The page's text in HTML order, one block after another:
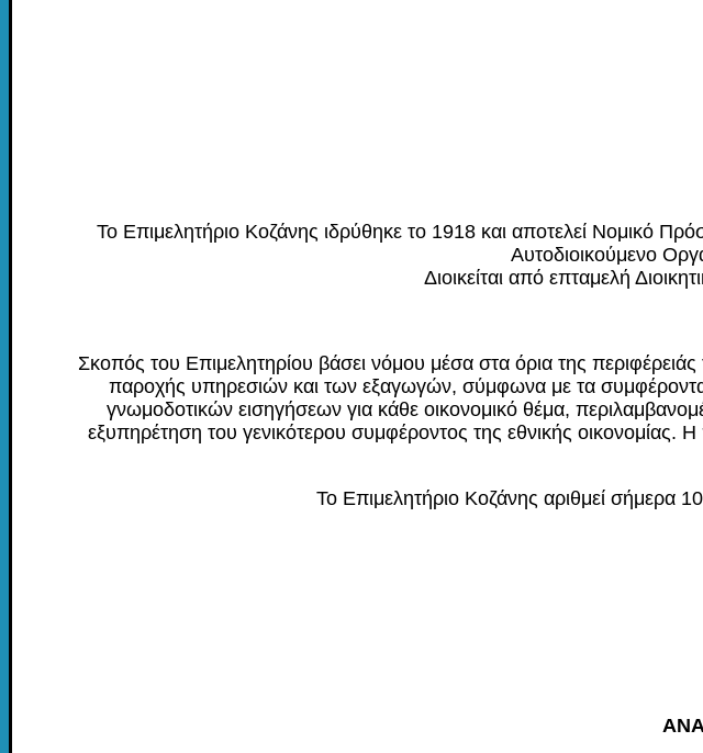
Το Επιμελητήριο Κοζάνης ιδρύθηκε το 1918 και αποτελεί Νομικό
Αυτοδιοικούμενο
Διοικείται από επταμελή
Σκοπός του Επιμελητηρίου βάσει νόμου μέσα στα όρια της
παροχής υπηρεσιών και των εξαγωγών, σύμφωνα με τα συμφέροντα
γνωμοδοτικών εισηγήσεων για κάθε οικονομικό θέμα,
εξυπηρέτηση του γενικότερου συμφέροντος της εθνικής
Το Επιμελητήριο Κοζάνης αριθμεί σήμερα